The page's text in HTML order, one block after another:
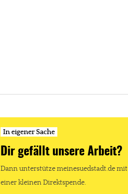
In eigener Sache
Dir gefällt unsere Arbeit?
Dann unterstütze meinesuedstadt.de mit
einer kleinen Direktspende.